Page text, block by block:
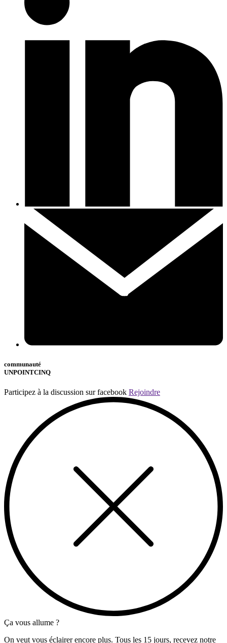
communauté
UNPOINTCINQ
Participez à la discussion sur facebook Rejoindre
Ça vous allume ?
On veut vous éclairer encore plus. Tous les 15 jours, recevez notre